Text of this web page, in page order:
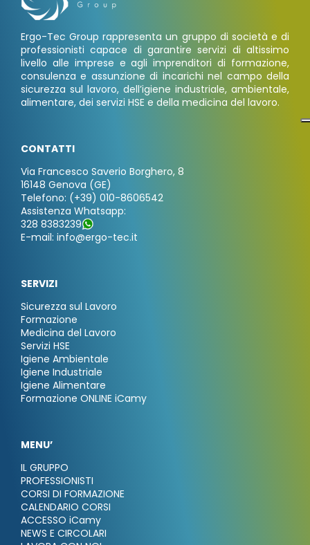
Ergo-Tec Group rappresenta un gruppo di società e di
professionisti capace di garantire servizi di altissimo
livello alle imprese e agli imprenditori di formazione,
consulenza e assunzione di incarichi nel campo della
sicurezza sul lavoro, dell’igiene industriale, ambientale,
alimentare, dei servizi HSE e della medicina del lavoro.
CONTATTI
Via Francesco Saverio Borghero, 8
16148 Genova (GE)
Telefono: (+39) 010-8606542
Assistenza Whatsapp:
328 8383239
E-mail: info@ergo-tec.it
SERVIZI
Sicurezza sul Lavoro
Formazione
Medicina del Lavoro
Servizi HSE
Igiene Ambientale
Igiene Industriale
Igiene Alimentare
Formazione ONLINE iCamy
MENU’
IL GRUPPO
PROFESSIONISTI
CORSI DI FORMAZIONE
CALENDARIO CORSI
ACCESSO iCamy
NEWS E CIRCOLARI